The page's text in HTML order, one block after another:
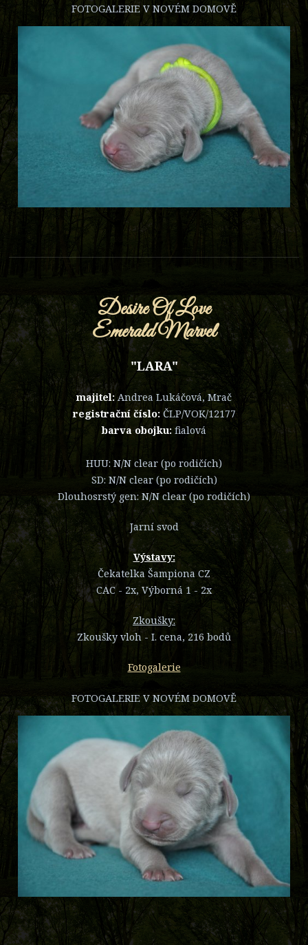
FOTOGALERIE V NOVÉM DOMOVĚ
Desire Of Love
Emerald Marvel
"LARA"
majitel: Andrea Lukáčová, Mrač
registrační číslo: ČLP/VOK/12177
barva obojku: fialová
HUU: N/N clear (po rodičích)
SD: N/N clear (po rodičích)
Dlouhosrstý gen: N/N clear (po rodičích)
Jarní svod
Výstavy:
Čekatelka Šampiona CZ
CAC - 2x, Výborná 1 - 2x
Zkoušky:
Zkoušky vloh - I. cena, 216 bodů
Fotogalerie
FOTOGALERIE V NOVÉM DOMOVĚ